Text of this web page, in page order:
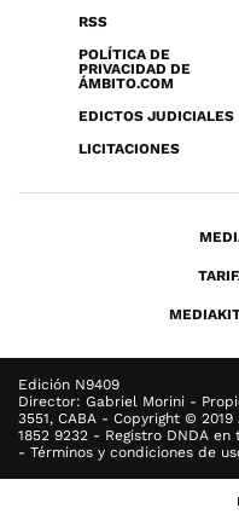
RSS
POLÍTICA DE
PRIVACIDAD DE
ÁMBITO.COM
EDICTOS JUDICIALES
LICITACIONES
Edición N9409
Director: Gabriel Morini -
3551, CABA - Copyright ©
1852 9232 - Registro DNDA
- Términos y condiciones de